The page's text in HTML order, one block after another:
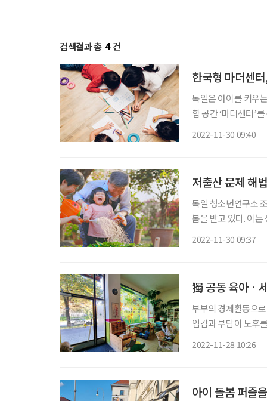
검색결과 총 4 건
한국형 마더센
독일은 아이를 키우
합 공간 ‘마더센터’
2022-11-30 09:40
저출산 문제 해
독일 청소년연구소
봄을 받고 있다. 이
2022-11-30 09:37
獨 공동 육아ㆍ
부부의 경제활동으
임감과 부담이 노후
2022-11-28 10:26
아이 돌봄 퍼즐